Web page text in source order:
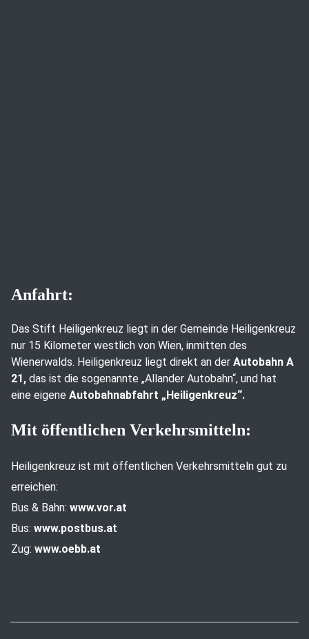
Anfahrt:
Das Stift Heiligenkreuz liegt in der Gemeinde Heiligenkreuz
nur 15 Kilometer westlich von Wien, inmitten des
Wienerwalds. Heiligenkreuz liegt direkt an der Autobahn A
21, das ist die sogenannte „Allander Autobahn“, und hat
eine eigene Autobahnabfahrt „Heiligenkreuz“.
Mit öffentlichen Verkehrsmitteln:
Heiligenkreuz ist mit öffentlichen Verkehrsmitteln gut zu
erreichen:
Bus & Bahn: www.vor.at
Bus: www.postbus.at
Zug: www.oebb.at